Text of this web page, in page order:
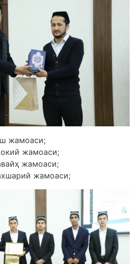
жамоаси;
жамоаси;
жамоаси;
жамоаси;